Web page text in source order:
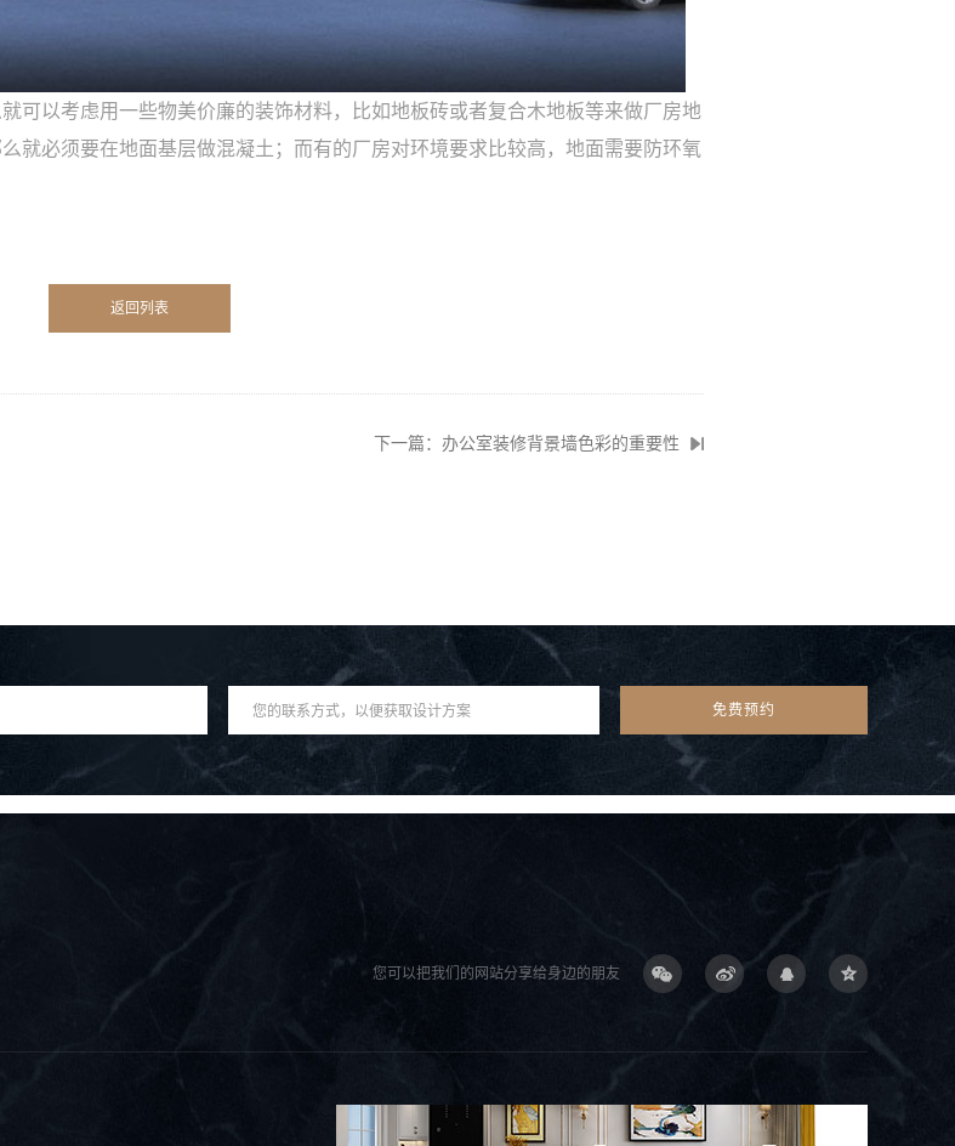
可以考虑用一些物美价廉的装饰材料，比如地板砖或者复合木地板等来做厂房地
就必须要在地面基层做混凝土；而有的厂房对环境要求比较高，地面需要防环氧
返回列表
下一篇：办公室装修背景墙色彩的重要性
您可以把我们的网站分享给身边的朋友